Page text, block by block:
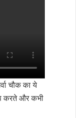
चौक का ये
करते और कभी